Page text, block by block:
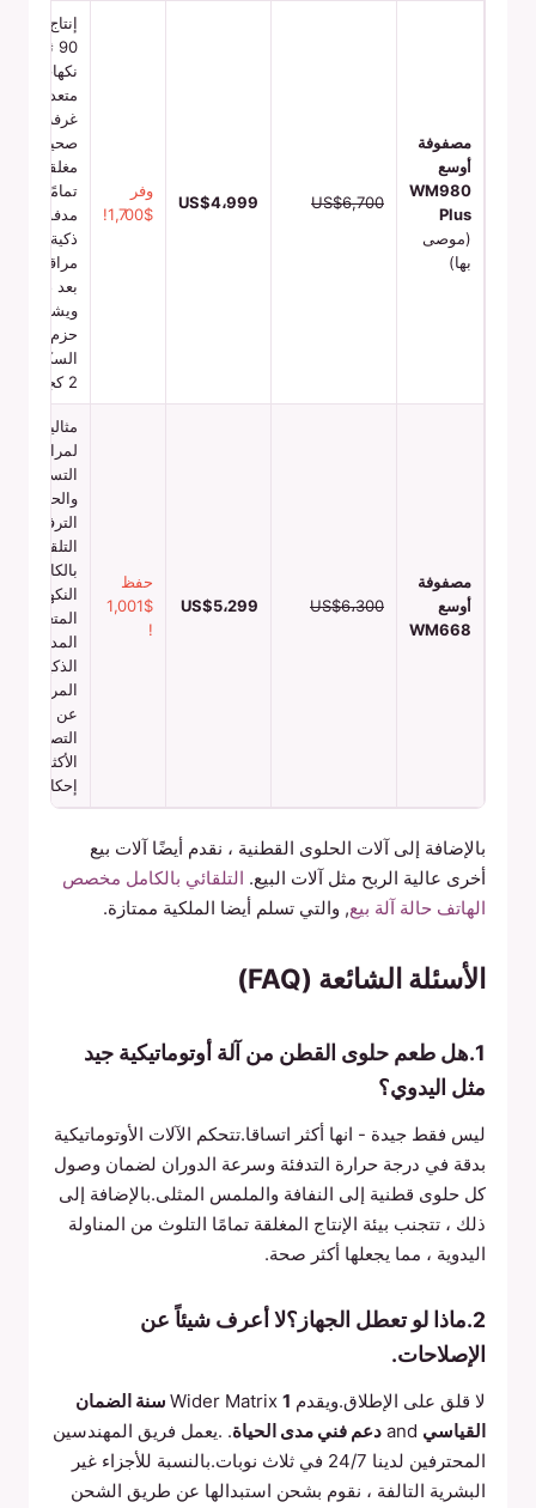
مصفوفة
أوسع
WM980
Plus
(موصى
بها)
US$6,700 US$4،999
وفر
$1,700!
90 ثانية ،
نكهات
متعددة ،
غرفة
صحية
مغلقة
تمامًا ،
مدفوعات
ذكية ،
مراقبة عن
بعد ،
ويشمل
حزم
2 كجم
مصفوفة
أوسع
WM668
US$6،300 US$5،299
حفظ
$1,001
!
مثالية
لمراكز
التسوق
والحدائق
الترفيهية ،
التلقائي
بالكامل ،
النكهات
المتعددة ،
المدفوعات
الذكية ،
المراقبة
عن بعد ،
التصميم
الأكثر
إحكاما
بالإضافة إلى آلات الحلوى القطنية ، نقدم أيضًا آلات بيع
أخرى عالية الربح مثل آلات البيع. التلقائي بالكامل مخصص
الهاتف حالة آلة بيع, والتي تسلم أيضا الملكية ممتازة.
الأسئلة الشائعة (FAQ)
1.هل طعم حلوى القطن من آلة أوتوماتيكية جيد
مثل اليدوي؟
ليس فقط جيدة - انها أكثر اتساقا.تتحكم الآلات الأوتوماتيكية
بدقة في درجة حرارة التدفئة وسرعة الدوران لضمان وصول
كل حلوى قطنية إلى النفافة والملمس المثلى.بالإضافة إلى
ذلك ، تتجنب بيئة الإنتاج المغلقة تمامًا التلوث من المناولة
اليدوية ، مما يجعلها أكثر صحة.
2.ماذا لو تعطل الجهاز؟لا أعرف شيئاً عن
الإصلاحات.
لا قلق على الإطلاق.ويقدم Wider Matrix
1 سنة الضمان
القياسي
دعم فني مدى الحياة. .يعمل فريق المهندسين
المحترفين لدينا 24/7 في ثلاث نوبات.بالنسبة للأجزاء غير
البشرية التالفة ، نقوم بشحن استبدالها عن طريق الشحن